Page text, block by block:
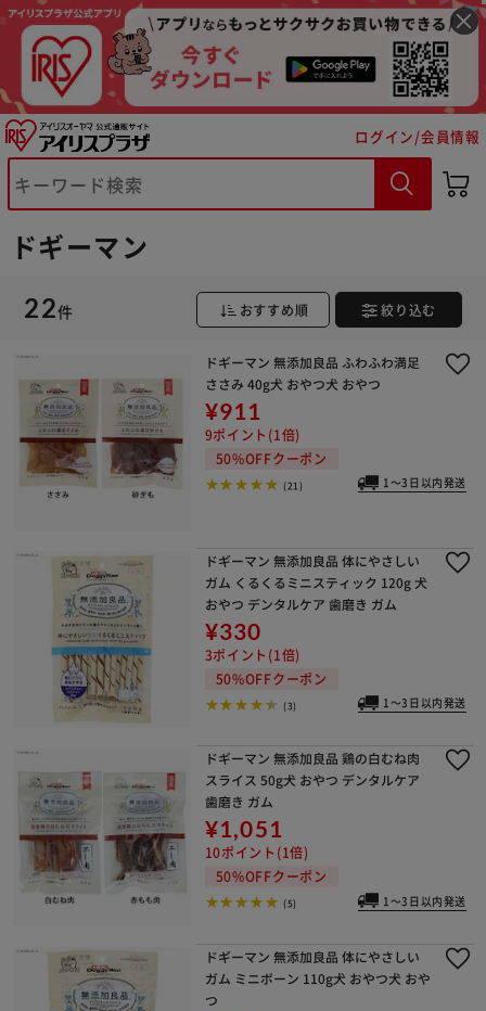
ログイン/会員情報
ドギーマン
22件 おすすめ順 絞り込む
ドギーマン 無添加良品 ふわふわ満足
ささみ 40g犬 おやつ犬 おやつ
¥911
9ポイント(1倍)
50%OFFクーポン
(21) 1～3日以内発送
ドギーマン 無添加良品 体にやさしい
ガム くるくるミニスティック 120g 犬
おやつ デンタルケア 歯磨き ガム
¥330
3ポイント(1倍)
50%OFFクーポン
(3) 1～3日以内発送
ドギーマン 無添加良品 鶏の白むね肉
スライス 50g犬 おやつ デンタルケア
歯磨き ガム
¥1,051
10ポイント(1倍)
50%OFFクーポン
(5) 1～3日以内発送
ドギーマン 無添加良品 体にやさしい
ガム ミニボーン 110g犬 おやつ犬 おや
つ
※ご確認ください
購入手続きへ